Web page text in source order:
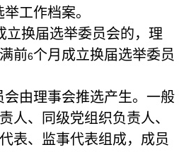
举工作档案。
立换届选举委员会的，理
前6个月成立换届选举委员
会由理事会推选产生。一般
人、同级党组织负责人、
表、监事代表组成，成员